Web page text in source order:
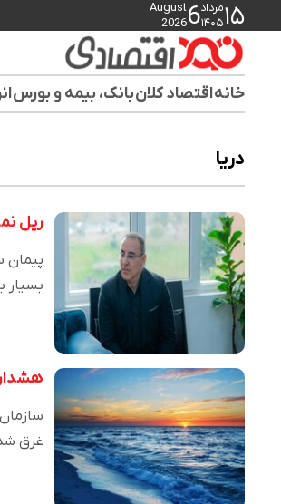
۱۵مرداد
۱۴۰۵6
August
2026
خانهاقتصاد کلانبانک، بیمه و بورس
دریا
ریل
پیمان
بسیار
غرق